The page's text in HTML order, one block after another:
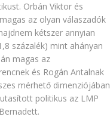
Orbán Viktor és
az olyan válaszadók
kétszer annyian
százalék) mint ahányan
magas az
és Rogán Antalnak
mérhető dimenziójában
politikus az LMP